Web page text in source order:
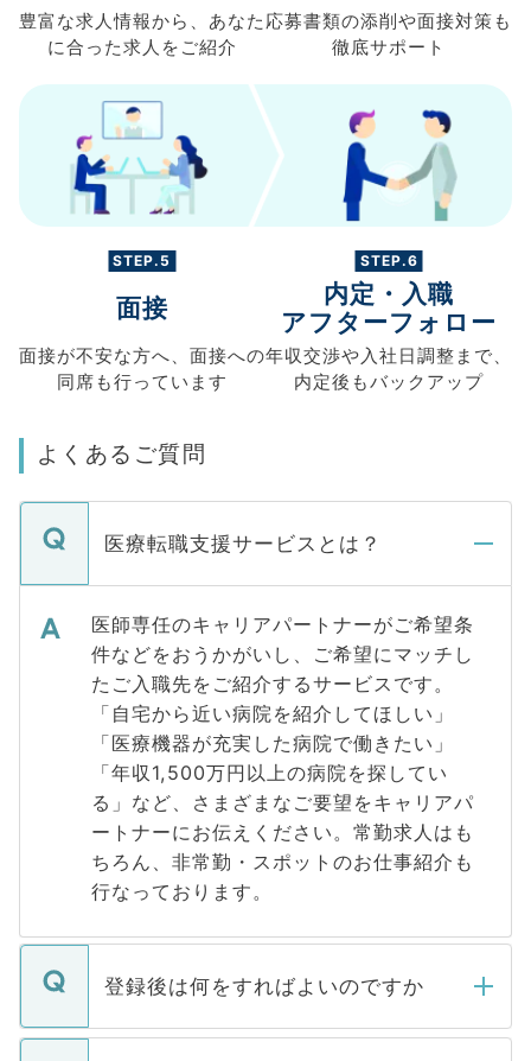
豊富な求人情報から、 あなた
に合った求人を ご紹介
応募書類の添削や面接対策も
徹底サポート
STEP.5
面接
面接が不安な方へ、 面接への
同席も行っています
STEP.6
内定・入職
アフターフォロー
年収交渉や入社日調整まで、
内定後もバックアップ
よくあるご質問
医療転職支援サービスとは？
医師専任のキャリアパートナーがご希望条
件などをおうかがいし、ご希望にマッチし
たご入職先をご紹介するサービスです。
「自宅から近い病院を紹介してほしい」
「医療機器が充実した病院で働きたい」
「年収1,500万円以上の病院を探してい
る」など、さまざまなご要望をキャリアパ
ートナーにお伝えください。常勤求人はも
ちろん、非常勤・スポットのお仕事紹介も
行なっております。
登録後は何をすればよいのですか
ご登録いただきましたら、弊社担当者がご